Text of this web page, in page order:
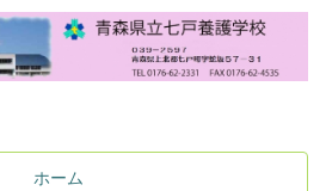
ホーム